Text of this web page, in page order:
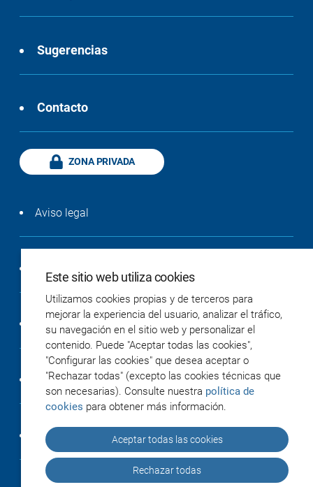
Sugerencias
Contacto
ZONA PRIVADA
Aviso legal
Política de cookies
Accesibilidad
Créditos
Este sitio web utiliza cookies
Utilizamos cookies propias y de terceros para
mejorar la experiencia del usuario, analizar el tráfico,
su navegación en el sitio web y personalizar el
contenido. Puede "Aceptar todas las cookies",
"Configurar las cookies" que desea aceptar o
"Rechazar todas" (excepto las cookies técnicas que
son necesarias). Consulte nuestra política de
cookies para obtener más información.
Aceptar todas las cookies
Rechazar todas